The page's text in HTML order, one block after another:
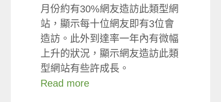
月份約有30%網友造訪此類型網
站，顯示每十位網友即有3位會
造訪。此外到達率一年內有微幅
上升的狀況，顯示網友造訪此類
型網站有些許成長。
Read more